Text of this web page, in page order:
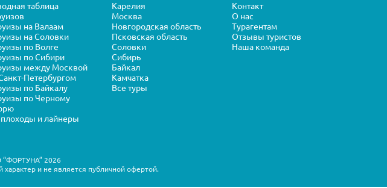
таблица
на Валаам
на Соловки
по Волге
по Сибири
между Москвой
Петербургом
по Байкалу
по Черному
и лайнеры
Карелия
Москва
Новгородская область
Псковская область
Соловки
Сибирь
Байкал
Камчатка
Все туры
Контакт
О нас
Турагентам
Отзывы туристов
Наша команда
2026
и не является публичной офертой.